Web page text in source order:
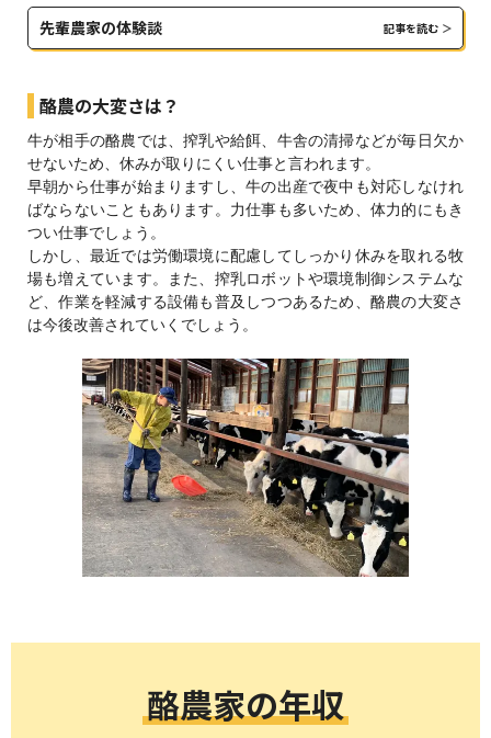
先輩農家の体験談 記事を読む
酪農の大変さは？
牛が相手の酪農では、搾乳や給餌、牛舎の清掃などが毎日欠か
せないため、休みが取りにくい仕事と言われます。
早朝から仕事が始まりますし、牛の出産で夜中も対応しなけれ
ばならないこともあります。力仕事も多いため、体力的にもき
つい仕事でしょう。
しかし、最近では労働環境に配慮してしっかり休みを取れる牧
場も増えています。また、搾乳ロボットや環境制御システムな
ど、作業を軽減する設備も普及しつつあるため、酪農の大変さ
は今後改善されていくでしょう。
酪農家の年収